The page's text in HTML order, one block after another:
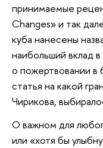
принимаемые
Changes» и так
куба нанесены
наибольший вклад
о пожертвовании в
статья на какой
Чирикова,
О важном для
или «хотя бы